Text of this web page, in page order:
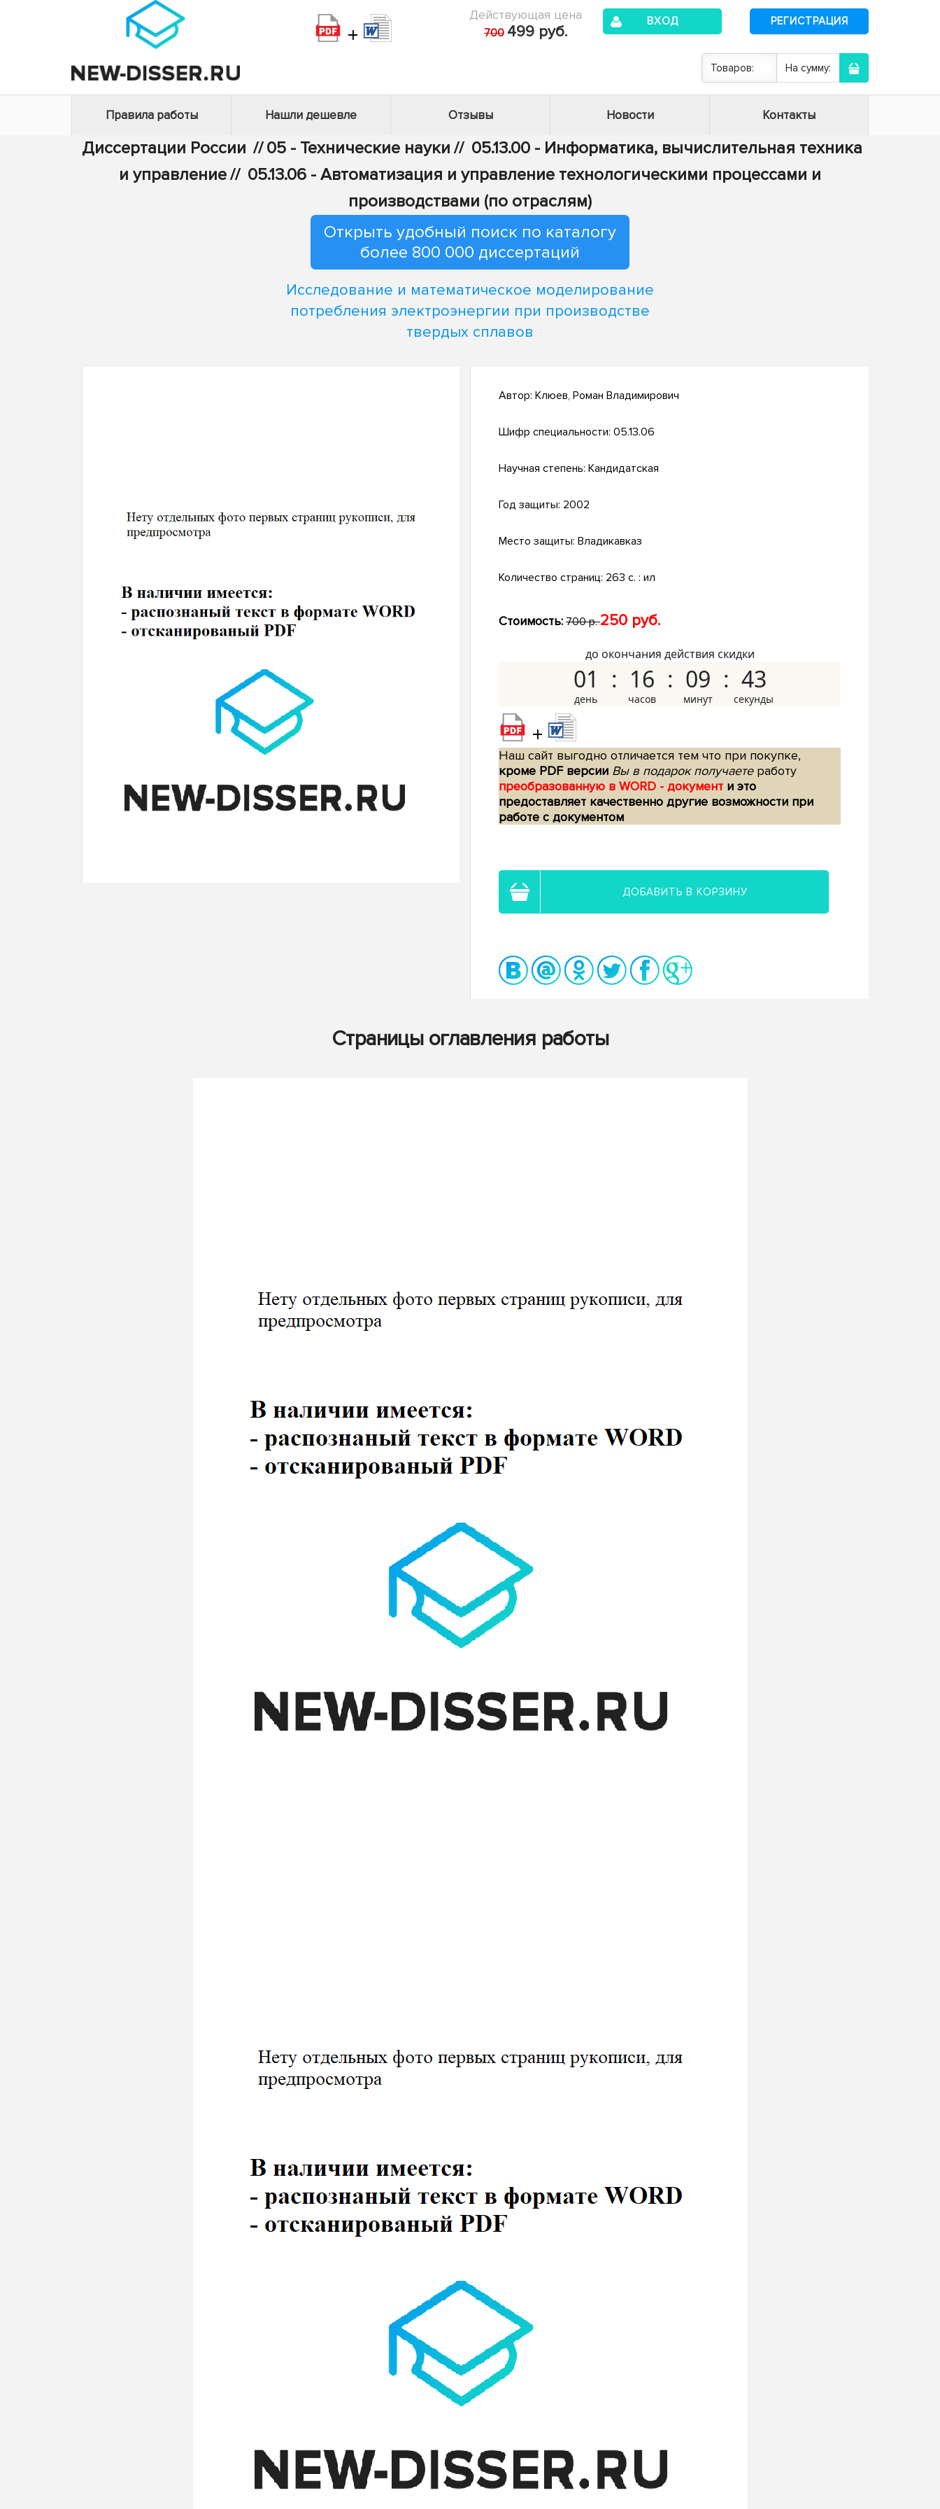
+
Действующая цена
700 499 руб.
ВХОД РЕГИСТРАЦИЯ
Товаров: На сумму:
Правила работы Нашли дешевле Отзывы Новости Контакты
Диссертации России // 05 - Технические науки // 05.13.00 - Информатика, вычислительная техника
и управление// 05.13.06 - Автоматизация и управление технологическими процессами и
производствами (по отраслям)
Открыть удобный поиск по каталогу
более 800 000 диссертаций
Исследование и математическое моделирование
потребления электроэнергии при производстве
твердых сплавов
Автор: Клюев, Роман Владимирович
Шифр специальности: 05.13.06
Научная степень: Кандидатская
Год защиты: 2002
Место защиты: Владикавказ
Количество страниц: 263 с. : ил
Стоимость: 700 р.250 руб.
до окончания действия скидки
01 16 09 42
+
Наш сайт выгодно отличается тем что при покупке,
кроме PDF версии Вы в подарок получаетеработу
преобразованную в WORD - документ и это
предоставляет качественно другие возможности при
работе с документом
ДОБАВИТЬ В КОРЗИНУ
Страницы оглавления работы